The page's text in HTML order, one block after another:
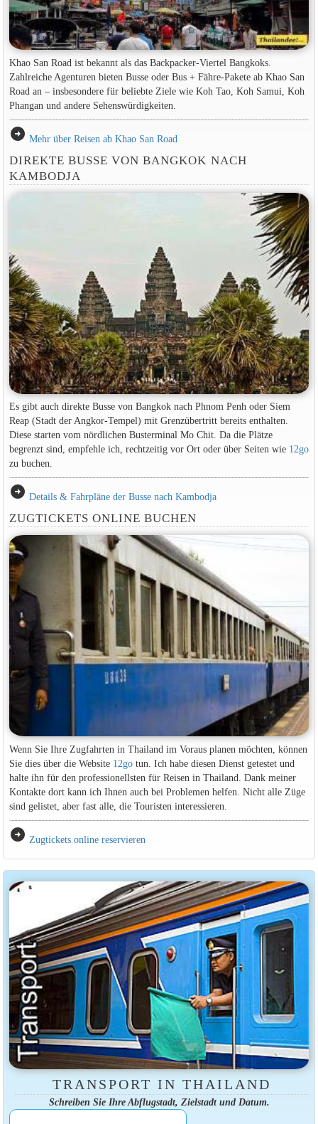
Khao San Road ist bekannt als das Backpacker-Viertel Bangkoks.
Zahlreiche Agenturen bieten Busse oder Bus + Fähre-Pakete ab Khao San
Road an – insbesondere für beliebte Ziele wie Koh Tao, Koh Samui, Koh
Phangan und andere Sehenswürdigkeiten.
arrow_circle_right Mehr über Reisen ab Khao San Road
DIREKTE BUSSE VON BANGKOK NACH
KAMBODJA
Es gibt auch direkte Busse von Bangkok nach Phnom Penh oder Siem
Reap (Stadt der Angkor-Tempel) mit Grenzübertritt bereits enthalten.
Diese starten vom nördlichen Busterminal Mo Chit. Da die Plätze
begrenzt sind, empfehle ich, rechtzeitig vor Ort oder über Seiten wie 12go
zu buchen.
arrow_circle_right Details & Fahrpläne der Busse nach Kambodja
ZUGTICKETS ONLINE BUCHEN
Wenn Sie Ihre Zugfahrten in Thailand im Voraus planen möchten, können
Sie dies über die Website 12gotun. Ich habe diesen Dienst getestet und
halte ihn für den professionellsten für Reisen in Thailand. Dank meiner
Kontakte dort kann ich Ihnen auch bei Problemen helfen. Nicht alle Züge
sind gelistet, aber fast alle, die Touristen interessieren.
arrow_circle_right Zugtickets online reservieren
TRANSPORT IN THAILAND
Schreiben Sie Ihre Abflugstadt, Zielstadt und Datum.